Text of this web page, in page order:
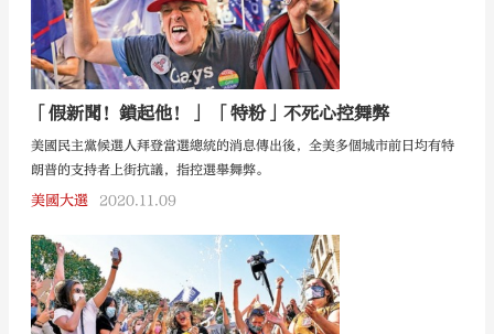
「假新聞！鎖起他！」 「特粉」不死心控舞弊
美國民主黨候選人拜登當選總統的消息傳出後，全美多個城市前日均有特
朗普的支持者上街抗議，指控選舉舞弊。
美國大選 2020.11.09